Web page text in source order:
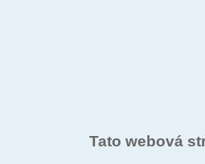
Tato webová